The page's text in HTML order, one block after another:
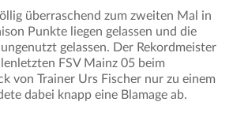
überraschend zum zweiten Mal in
Punkte liegen gelassen und die
gelassen. Der Rekordmeister
FSV Mainz 05 beim
von Trainer Urs Fischer nur zu einem
dabei knapp eine Blamage ab.